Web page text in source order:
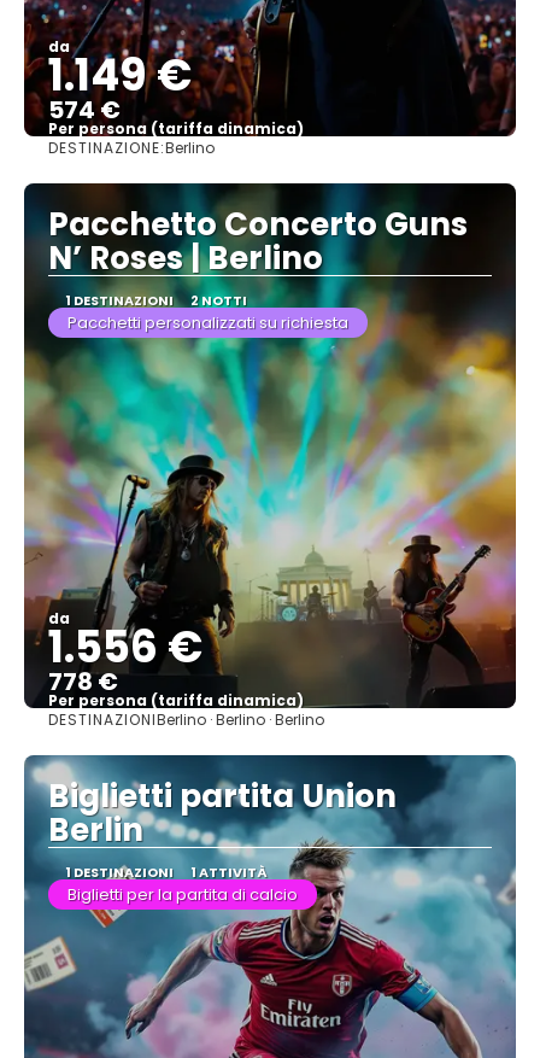
da
1.149 €
574 €
Per persona (tariffa dinamica)
DESTINAZIONE:Berlino
Pacchetto Concerto Guns
N’ Roses | Berlino
1 DESTINAZIONI 2 NOTTI
Pacchetti personalizzati su richiesta
da
1.556 €
778 €
Per persona (tariffa dinamica)
Vedere di più
DESTINAZIONIBerlino · Berlino · Berlino
Biglietti partita Union
Berlin
1 DESTINAZIONI 1 ATTIVITÀ
Biglietti per la partita di calcio